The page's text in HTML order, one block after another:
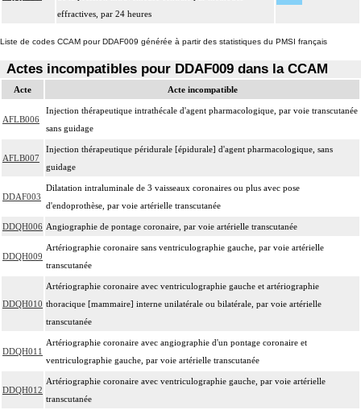
effractives, par 24 heures
Liste de codes CCAM pour DDAF009 générée à partir des statistiques du PMSI français
Actes incompatibles pour DDAF009 dans la CCAM
Acte Acte incompatible
AFLB006
Injection thérapeutique intrathécale d'agent pharmacologique, par voie transcutanée
sans guidage
AFLB007
Injection thérapeutique péridurale [épidurale] d'agent pharmacologique, sans
guidage
DDAF003
Dilatation intraluminale de 3 vaisseaux coronaires ou plus avec pose
d'endoprothèse, par voie artérielle transcutanée
DDQH006 Angiographie de pontage coronaire, par voie artérielle transcutanée
DDQH009
Artériographie coronaire sans ventriculographie gauche, par voie artérielle
transcutanée
DDQH010
Artériographie coronaire avec ventriculographie gauche et artériographie
thoracique [mammaire] interne unilatérale ou bilatérale, par voie artérielle
transcutanée
DDQH011
Artériographie coronaire avec angiographie d'un pontage coronaire et
ventriculographie gauche, par voie artérielle transcutanée
DDQH012
Artériographie coronaire avec ventriculographie gauche, par voie artérielle
transcutanée